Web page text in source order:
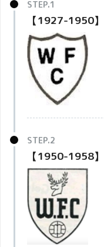
【1927-1950】
【1950-1958】